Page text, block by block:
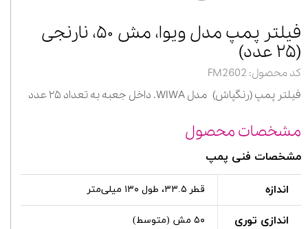
فیلتر پمپ مدل ویوا، مش ۵۰، نارنجی
(۲۵ عدد)
کد محصول: FM2602
فیلتر پمپ (رنگپاش) مدل WIWA. داخل جعبه به تعداد ۲۵ عدد
مشخصات محصول
مشخصات فنی پمپ
اندازه قطر ۳۳.۵، طول ۱۳۰ میلی‌متر
اندازی توری ۵۰ مش (متوسط)